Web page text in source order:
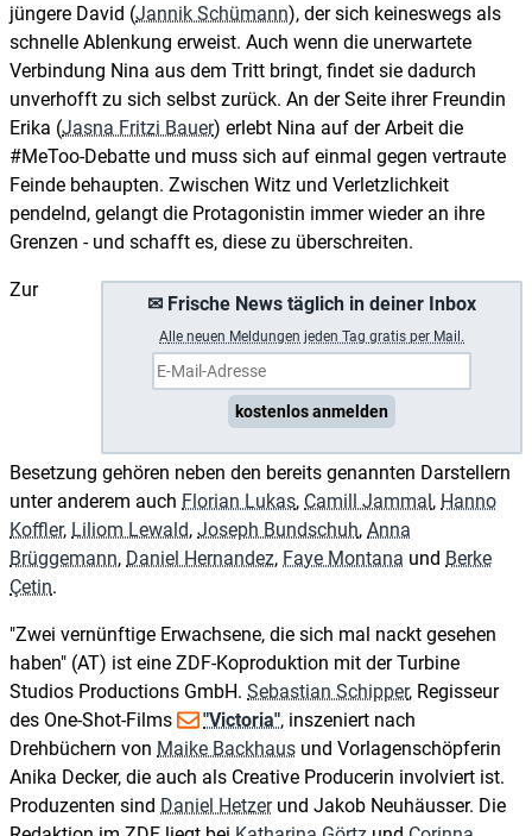
jüngere David (Jannik Schümann), der sich keineswegs als
schnelle Ablenkung erweist. Auch wenn die unerwartete
Verbindung Nina aus dem Tritt bringt, findet sie dadurch
unverhofft zu sich selbst zurück. An der Seite ihrer Freundin
Erika (Jasna Fritzi Bauer) erlebt Nina auf der Arbeit die
#MeToo-Debatte und muss sich auf einmal gegen vertraute
Feinde behaupten. Zwischen Witz und Verletzlichkeit
pendelnd, gelangt die Protagonistin immer wieder an ihre
Grenzen - und schafft es, diese zu überschreiten.
✉ Frische News täglich in deiner Inbox
Alle neuen Meldungen jeden Tag gratis per Mail.
kostenlos anmelden
Zur
Besetzung gehören neben den bereits genannten Darstellern
unter anderem auch Florian Lukas, Camill Jammal, Hanno
Koffler, Liliom Lewald, Joseph Bundschuh, Anna
Brüggemann, Daniel Hernandez, Faye Montana und Berke
Çetin.
"Zwei vernünftige Erwachsene, die sich mal nackt gesehen
haben" (AT) ist eine ZDF-Koproduktion mit der Turbine
Studios Productions GmbH. Sebastian Schipper, Regisseur
des One-Shot-Films
"Victoria", inszeniert nach
Drehbüchern von Maike Backhaus und Vorlagenschöpferin
Anika Decker, die auch als Creative Producerin involviert ist.
Produzenten sind Daniel Hetzerund Jakob Neuhäusser. Die